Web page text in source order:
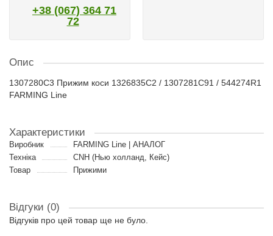
+38 (067) 364 71
72
Опис
1307280C3 Прижим коси 1326835C2 / 1307281C91 / 544274R1
FARMING Line
Характеристики
Виробник
FARMING Line | АНАЛОГ
Техніка
CNH (Нью холланд, Кейс)
Товар
Прижими
Відгуки (0)
Відгуків про цей товар ще не було.